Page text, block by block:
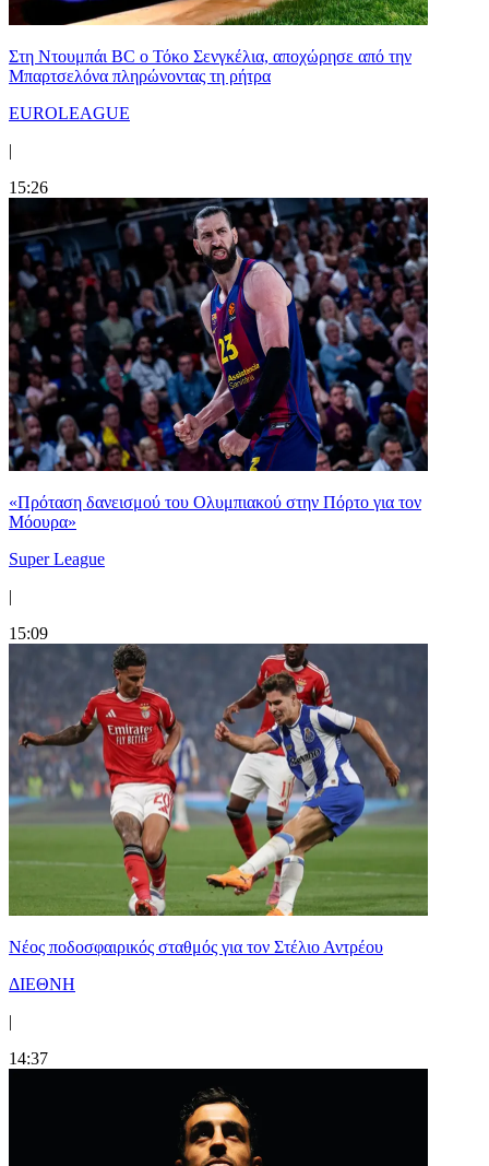
Στη Nτουμπάι BC ο Τόκο Σενγκέλια, αποχώρησε από την
Μπαρτσελόνα πληρώνοντας τη ρήτρα
EUROLEAGUE
|
15:26
«Πρόταση δανεισμού του Ολυμπιακού στην Πόρτο για τον
Μόουρα»
Super League
|
15:09
Νέος ποδοσφαιρικός σταθμός για τον Στέλιο Αντρέου
ΔΙΕΘΝΗ
|
14:37